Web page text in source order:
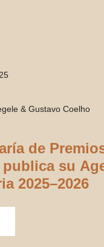
& Gustavo Coelho
de
su
2025–2026